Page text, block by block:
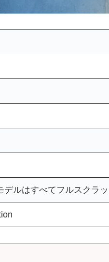
ルはすべてフルスクラッ